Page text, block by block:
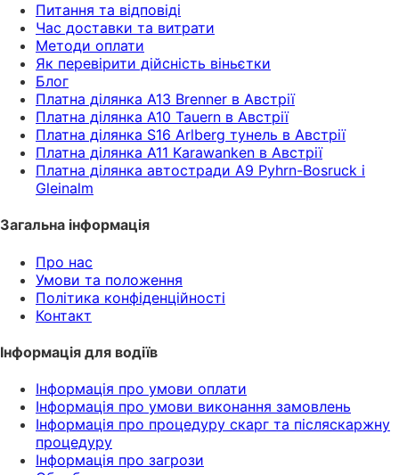
Питання та відповіді
Час доставки та витрати
Методи оплати
Як перевірити дійсність віньєтки
Блог
Платна ділянка A13 Brenner в Австрії
Платна ділянка A10 Tauern в Австрії
Платна ділянка S16 Arlberg тунель в Австрії
Платна ділянка A11 Karawanken в Австрії
Платна ділянка автостради A9 Pyhrn-Bosruck і
Gleinalm
Загальна інформація
Про нас
Умови та положення
Політика конфіденційності
Контакт
Інформація для водіїв
Інформація про умови оплати
Інформація про умови виконання замовлень
Інформація про процедуру скарг та післяскаржну
процедуру
Інформація про загрози